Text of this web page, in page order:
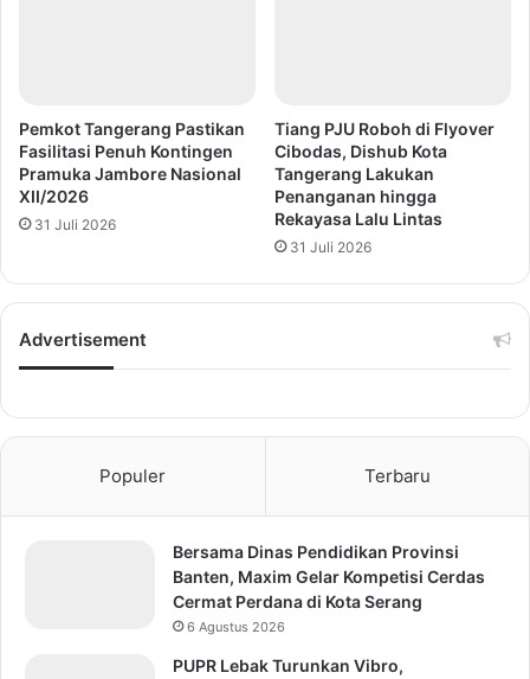
Pemkot Tangerang Pastikan
Fasilitasi Penuh Kontingen
Pramuka Jambore Nasional
XII/2026
31 Juli 2026
Tiang PJU Roboh di Flyover
Cibodas, Dishub Kota
Tangerang Lakukan
Penanganan hingga
Rekayasa Lalu Lintas
31 Juli 2026
Advertisement
Populer Terbaru
Bersama Dinas Pendidikan Provinsi
Banten, Maxim Gelar Kompetisi Cerdas
Cermat Perdana di Kota Serang
6 Agustus 2026
PUPR Lebak Turunkan Vibro,